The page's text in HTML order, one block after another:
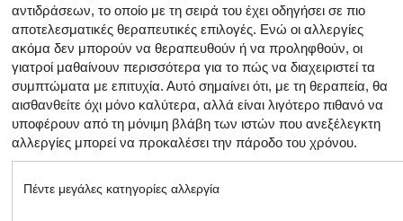
αντιδράσεων, το οποίο με τη σειρά του έχει οδηγήσει σε πιο
αποτελεσματικές θεραπευτικές επιλογές. Ενώ οι αλλεργίες
ακόμα δεν μπορούν να θεραπευθούν ή να προληφθούν, οι
γιατροί μαθαίνουν περισσότερα για το πώς να διαχειριστεί τα
συμπτώματα με επιτυχία. Αυτό σημαίνει ότι, με τη θεραπεία, θα
αισθανθείτε όχι μόνο καλύτερα, αλλά είναι λιγότερο πιθανό να
υποφέρουν από τη μόνιμη βλάβη των ιστών που ανεξέλεγκτη
αλλεργίες μπορεί να προκαλέσει την πάροδο του χρόνου.
Πέντε μεγάλες κατηγορίες αλλεργία